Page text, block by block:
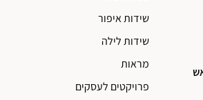
שידות איפור
שידות לילה
מראות
פרויקטים לעסקים